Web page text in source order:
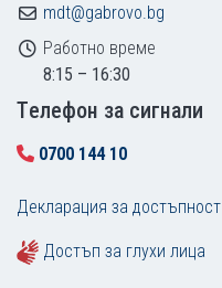
mdt@gabrovo.bg
Работно време
8:15 – 16:30
Tелефон за сигнали
0700 144 10
Декларация за достъпност
Достъп за глухи лица